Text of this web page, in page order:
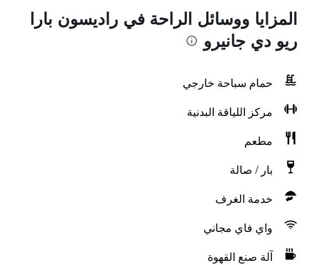
المزايا ووسائل الراحة في راديسون بارا
ريو دي جانيرو
حمام سباحة خارجي
مركز اللياقة البدنية
مطعم
بار / صالة
خدمة الغرف
واي فاي مجاني
آلة صنع القهوة